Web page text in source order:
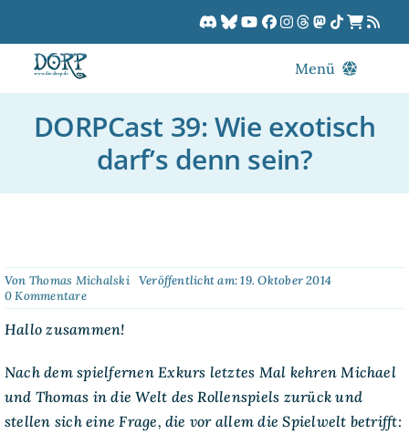
springen
Menü
DORPCast
DORP-TV
Patreon
DORPCast 39: Wie exotisch
darf’s denn sein?
Von Thomas Michalski
Veröffentlicht am: 19. Oktober 2014
0 Kommentareon
DORPCast
39:
darf’s
denn
sein?
Hallo zusammen!
Nach dem spielfernen Exkurs letztes Mal kehren Michael
und Thomas in die Welt des Rollenspiels zurück und
stellen sich eine Frage, die vor allem die Spielwelt betrifft: